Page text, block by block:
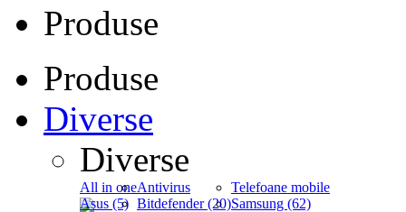
Produse
Produse
Diverse
Diverse
All in one
Asus (5)
Antivirus
Bitdefender (20)
Telefoane mobile
Samsung (62)